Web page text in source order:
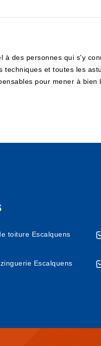
des personnes qui s'y
et toutes les
pour mener à bien
toiture Escalquens
Escalquens